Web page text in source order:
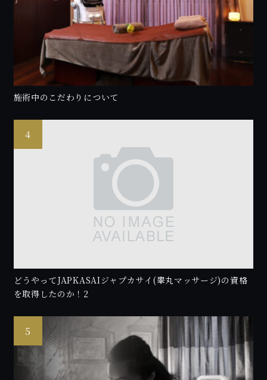
施術中のこだわりについて
どうやってJAPKASAIジャプカサイ(睾丸マッサージ)の資格
を取得したのか！2